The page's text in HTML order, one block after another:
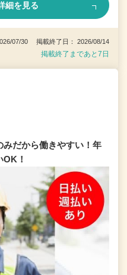
細を見る
07/30 掲載終了日： 2026/08/14
掲載終了まであと7日
みだから働きやすい！年
！